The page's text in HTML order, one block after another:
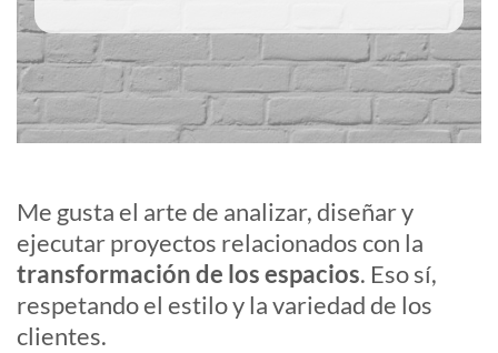
Me gusta el arte de analizar, diseñar y
ejecutar proyectos relacionados con la
transformación de los espacios. Eso sí,
respetando el estilo y la variedad de los
clientes.